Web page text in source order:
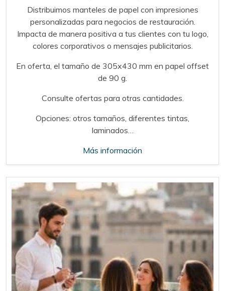
Distribuimos manteles de papel con impresiones
personalizadas para negocios de restauración.
Impacta de manera positiva a tus clientes con tu logo,
colores corporativos o mensajes publicitarios.
En oferta, el tamaño de 305x430 mm en papel offset
de 90 g.
Consulte ofertas para otras cantidades.
Opciones: otros tamaños, diferentes tintas,
laminados…
Más información